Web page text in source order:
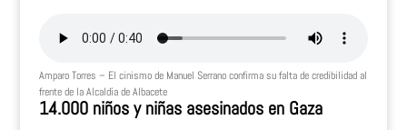
Amparo Torres – El cinismo de Manuel Serrano confirma su falta de credibilidad al
frente de la Alcaldía de Albacete
14.000 niños y niñas asesinados en Gaza